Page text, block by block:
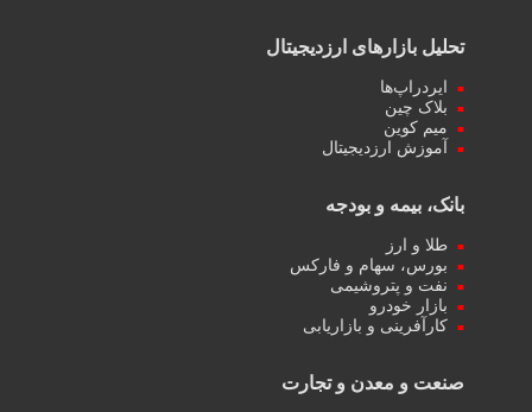
تحلیل بازارهای ارزدیجیتال
ایردراپ‌ها
بلاک چین
میم کوین‌
آموزش ارزدیجیتال
بانک، بیمه و بودجه
طلا و ارز
بورس، سهام و فارکس
نفت و پتروشیمی
بازار خودرو
کارآفرینی و بازاریابی
صنعت و معدن و تجارت